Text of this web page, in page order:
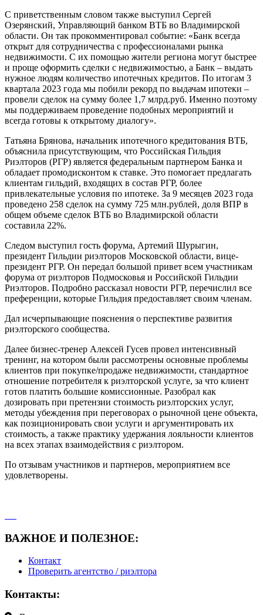
С приветственным словом также выступил Сергей
Озерянский, Управляющий банком ВТБ во Владимирской
области. Он так прокомментировал событие: «Банк всегда
открыт для сотрудничества с профессионалами рынка
недвижимости. С их помощью жители региона могут быстрее
и проще оформить сделки с недвижимостью, а Банк – выдать
нужное людям количество ипотечных кредитов. По итогам 3
квартала 2023 года мы побили рекорд по выдачам ипотеки –
провели сделок на сумму более 1,7 млрд.руб. Именно поэтому
мы поддерживаем проведение подобных мероприятий и
всегда готовы к открытому диалогу».
Татьяна Брянова, начальник ипотечного кредитования ВТБ,
объяснила присутствующим, что Российская Гильдия
Риэлторов (РГР) является федеральным партнером Банка и
обладает промодисконтом к ставке. Это помогает предлагать
клиентам гильдий, входящих в состав РГР, более
привлекательные условия по ипотеке. За 9 месяцев 2023 года
проведено 258 сделок на сумму 725 млн.рублей, доля ВПР в
общем объеме сделок ВТБ во Владимирской области
составила 22%.
Следом выступил гость форума, Артемий Шурыгин,
президент Гильдии риэлторов Московской области, вице-
президент РГР. Он передал большой привет всем участникам
форума от риэлторов Подмосковья и Российской Гильдии
Риэлторов. Подробно рассказал новости РГР, перечислил все
преференции, которые Гильдия предоставляет своим членам.
Дал исчерпывающие пояснения о перспективе развития
риэлторского сообщества.
Далее бизнес-тренер Алексей Гусев провел интенсивный
тренинг, на котором были рассмотрены основные проблемы
клиентов при покупке/продаже недвижимости, стандартное
отношение потребителя к риэлторской услуге, за что клиент
готов платить большие комиссионные. Разобрал как
дозировать при претензии стоимость риэлторских услуг,
методы убеждения при переговорах о рыночной цене объекта,
как позиционировать свои услуги и аргументировать их
стоимость, а также практику удержания лояльности клиентов
на всех этапах взаимодействия с риэлтором.
По отзывам участников и партнеров, мероприятием все
удовлетворены.
ВАЖНОЕ И ПОЛЕЗНОЕ:
Контакт
Проверить агентство / риэлтора
Контакты: